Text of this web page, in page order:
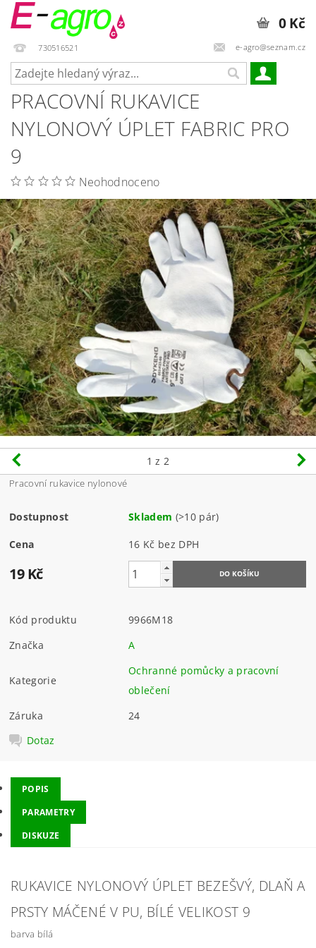
730516521 e-agro@seznam.cz
0 Kč
PRACOVNÍ RUKAVICE
NYLONOVÝ ÚPLET FABRIC PRO
9
Neohodnoceno
1 z 2
Pracovní rukavice nylonové
Dostupnost Skladem (>10 pár)
Cena 16 Kč bez DPH
19 Kč
Kód produktu
9966M18
Značka
A
Kategorie
Ochranné pomůcky a pracovní
oblečení
Záruka
24
Dotaz
POPIS
PARAMETRY
DISKUZE
RUKAVICE NYLONOVÝ ÚPLET BEZEŠVÝ, DLAŇ A
PRSTY MÁČENÉ V PU, BÍLÉ VELIKOST 9
barva bílá